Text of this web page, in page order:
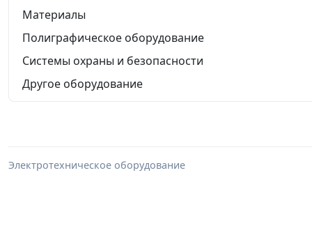
Материалы
Полиграфическое оборудование
Системы охраны и безопасности
Другое оборудование
Электротехническое оборудование